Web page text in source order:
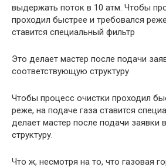
выдержать поток в 10 атм. Чтобы
проходил быстрее и требовался
ставится специальный фильтр
Это делает мастер после подачи
соответствующую структуру
Чтобы процесс очистки проходил
реже, на подаче газа ставится
делает мастер после подачи заявки
структуру.
Что ж, несмотря на то, что газовая